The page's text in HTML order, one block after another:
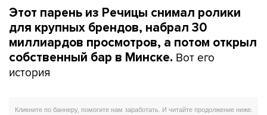
Этот парень из Речицы снимал ролики
для крупных брендов, набрал 30
миллиардов просмотров, а потом открыл
собственный бар в Минске. Вот его
история